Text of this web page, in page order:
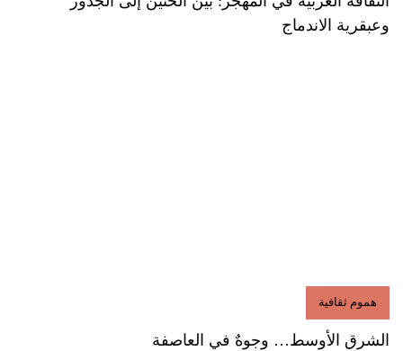
وعبقرية الاندماج
هموم ثقافية
الشرق الأوسط… وجوهٌ في العاصفة